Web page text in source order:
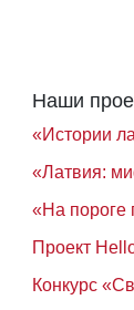
Наши
«Истории
«Латвия:
«На пороге
Проект
Конкурс